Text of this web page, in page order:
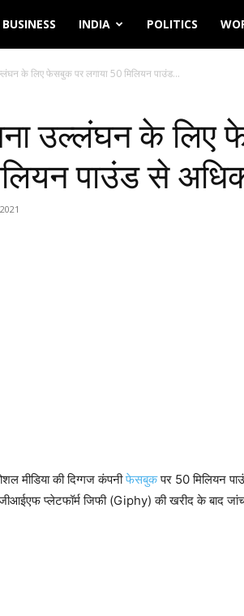
BUSINESS INDIA POLITICS
के लिए फेसबुक पर लगाया 50 मिलियन पाउंड...
उल्लंघन के लिए
पाउंड से
मीडिया की दिग्गज कंपनीफेसबुकपर 50 मिलियन
प्लेटफॉर्म जिफी (Giphy) की खरीद के बाद